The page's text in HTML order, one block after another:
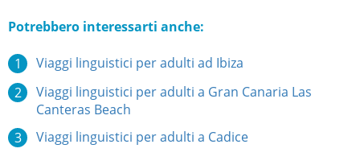
Potrebbero interessarti anche:
Viaggi linguistici per adulti ad Ibiza
Viaggi linguistici per adulti a Gran Canaria Las
Canteras Beach
Viaggi linguistici per adulti a Cadice